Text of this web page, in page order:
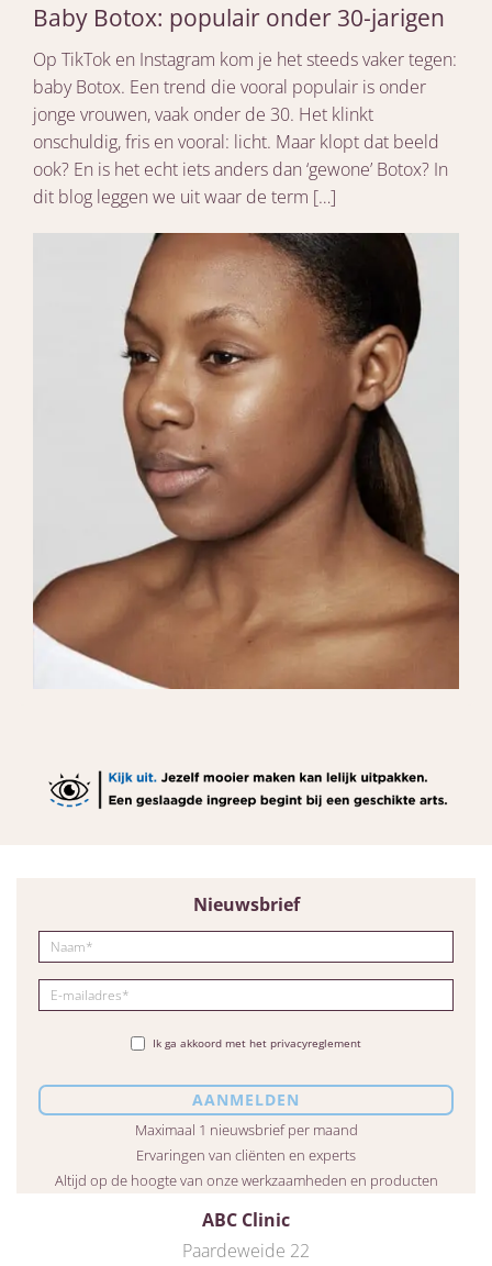
Baby Botox: populair onder 30-jarigen
Op TikTok en Instagram kom je het steeds vaker tegen:
baby Botox. Een trend die vooral populair is onder
jonge vrouwen, vaak onder de 30. Het klinkt
onschuldig, fris en vooral: licht. Maar klopt dat beeld
ook? En is het echt iets anders dan ‘gewone’ Botox? In
dit blog leggen we uit waar de term […]
ABC Clinic
Paardeweide 22
Nieuwsbrief
Ik ga akkoord met het privacyreglement
Maximaal 1 nieuwsbrief per maand
Ervaringen van cliënten en experts
Altijd op de hoogte van onze werkzaamheden en producten